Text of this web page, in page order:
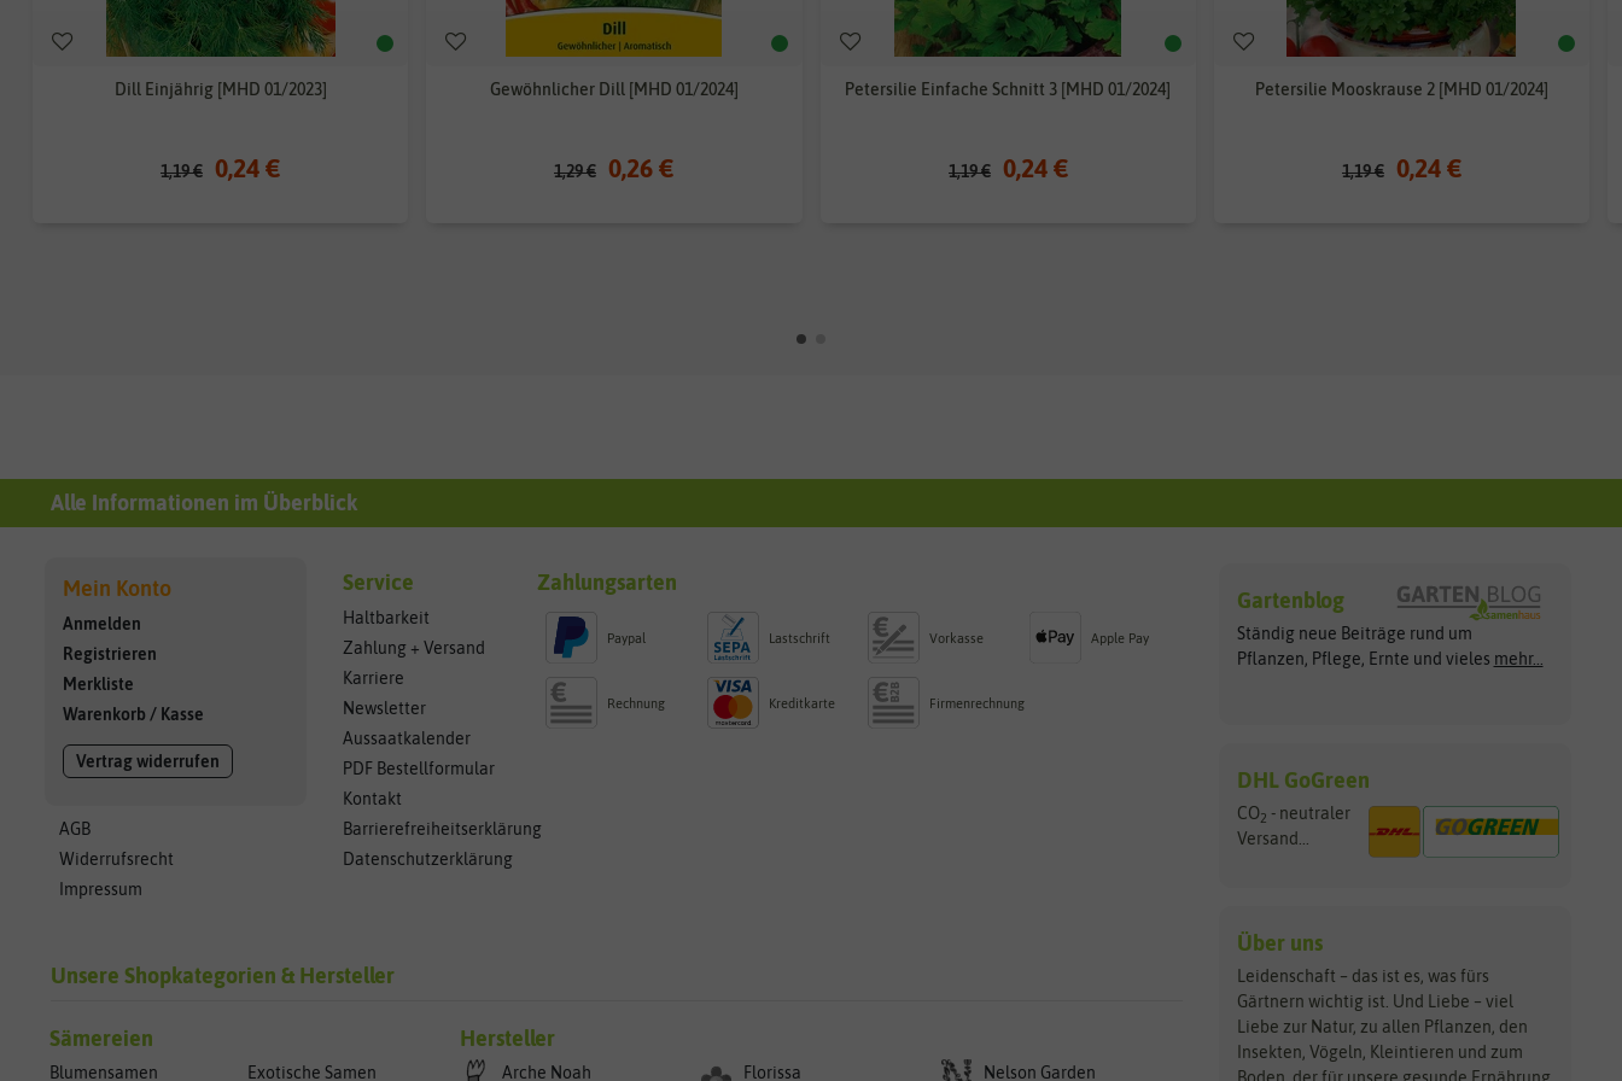
Dill Einjährig [MHD 01/2023]
1,19 € 0,24 €
Gewöhnlicher Dill [MHD 01/2024]
1,29 € 0,26 €
Petersilie Einfache Schnitt 3 [MHD 01/2024]
1,19 € 0,24 €
Petersilie Mooskrause 2 [MHD 01/2024]
1,19 € 0,24 €
Alle Informationen im Überblick
Mein Konto
Anmelden
Registrieren
Merkliste
Warenkorb / Kasse
Vertrag widerrufen
AGB
Widerrufsrecht
Impressum
Service
Haltbarkeit
Zahlung + Versand
Karriere
Newsletter
Aussaatkalender
PDF Bestellformular
Kontakt
Barrierefreiheitserklärung
Datenschutzerklärung
Zahlungsarten
Paypal Lastschrift Vorkasse Apple Pay
Rechnung Kreditkarte Firmenrechnung
Unsere Shopkategorien & Hersteller
Sämereien
Blumensamen Exotische Samen
Hersteller
Arche Noah Florissa Nelson Garden
Gartenblog
Ständig neue Beiträge rund um
Pflanzen, Pflege, Ernte und vieles mehr...
DHL GoGreen
CO2 - neutraler
Versand...
Über uns
Leidenschaft – das ist es, was fürs
Gärtnern wichtig ist. Und Liebe – viel
Liebe zur Natur, zu allen Pflanzen, den
Insekten, Vögeln, Kleintieren und zum